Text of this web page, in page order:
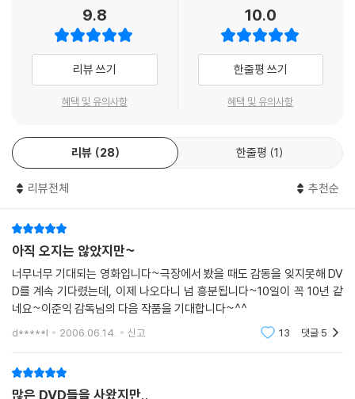
9.8
리뷰 쓰기
혜택 및 유의사항
10.0
한줄평 쓰기
혜택 및 유의사항
리뷰 28 한줄평 1
리뷰전체 추천순
아직 오지는 않았지만~
너무너무 기대되는 영화입니다~극장에서 봤을 때도 감동을 잊지못해 DV
D를 계속 기다렸는데, 이제 나오다니 넘 흥분됩니다~10일이 꼭 10년 같
네요~이준익 감독님의 다음 작품을 기대합니다~^^
d*****l 2006.06.14. 신고 13 댓글 5
많은 DVD들을 사왔지만..